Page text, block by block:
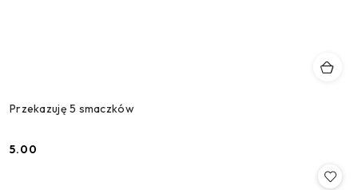
Przekazuję 5 smaczków
Cena:
5.00